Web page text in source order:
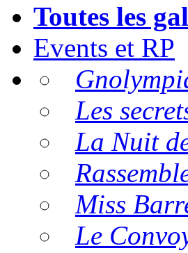
Toutes les
Events et RP
Les
La Nuit
Miss
Le